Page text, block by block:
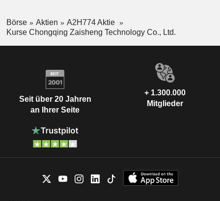
Börse Aktien
A2H774 Aktie
Kurse Chongqing Zaisheng Technology Co., Ltd.
Seit über 20 Jahren
an Ihrer Seite
+ 1.300.000
Mitglieder